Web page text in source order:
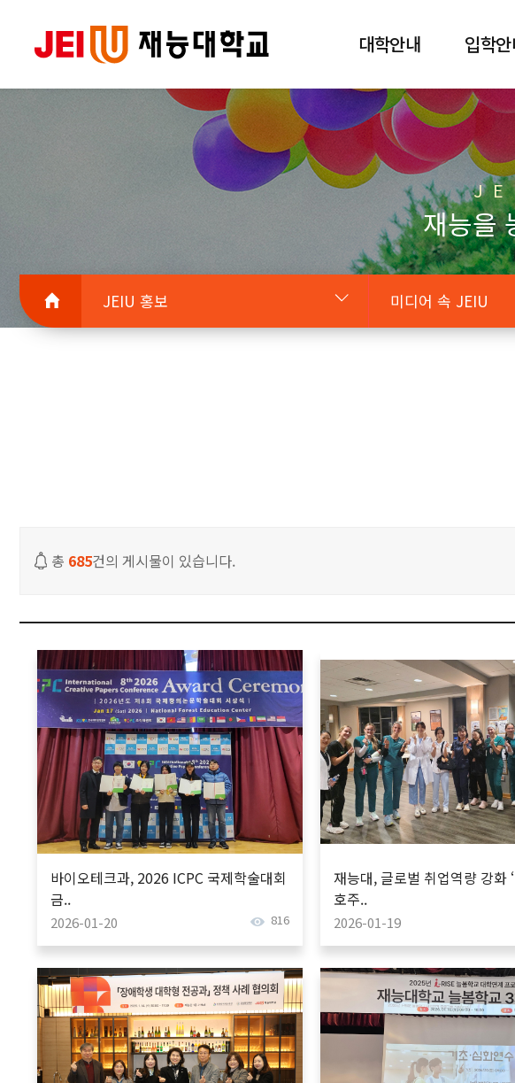
대학안내 입학
J E
재능을
JEIU 홍보 미디어 속 JEIU
총 685건의 게시물이 있습니다.
바이오테크과, 2026 ICPC 국제학술대회
금..
2026-01-20 816
재능대, 글로벌 취업역량 강화
호주..
2026-01-19